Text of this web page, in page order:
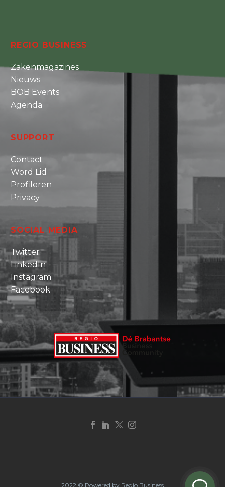
REGIO BUSINESS
Zakenmagazines
Nieuws
BOB Events
Agenda
SUPPORT
Contact
Word Lid
Profileren
Privacy
SOCIAL MEDIA
Twitter
LinkedIn
Instagram
Facebook
2022 © Powered by Regio Business